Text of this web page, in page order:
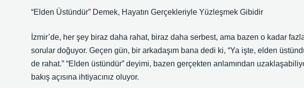
“Elden Üstündür” Demek, Hayatın Gerçekleriyle Yüzleşmek Gibidir
İzmir’de, her şey biraz daha rahat, biraz daha serbest, ama bazen o kadar
sorular doğuyor. Geçen gün, bir arkadaşım bana dedi ki, “Ya işte, elden
de rahat.” “Elden üstündür” deyimi, bazen gerçekten anlamından
bakış açısına ihtiyacınız oluyor.